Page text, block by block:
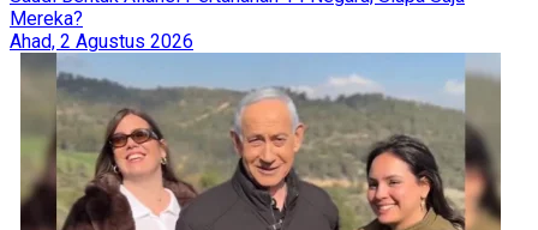
Mereka?
Ahad, 2 Agustus 2026